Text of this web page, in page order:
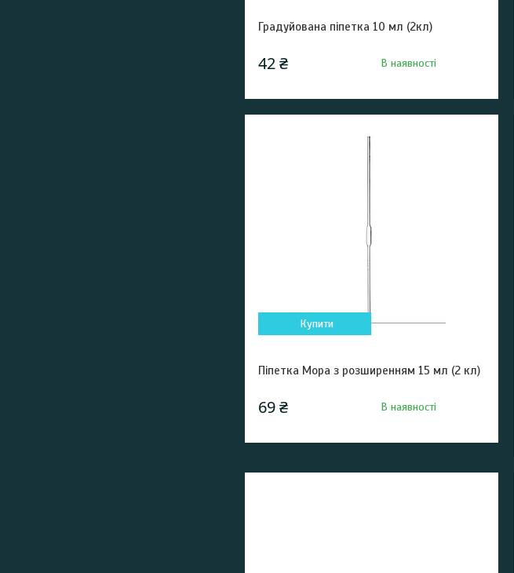
Градуйована піпетка 10 мл (2кл)
42 ₴ В наявності
Купити
Піпетка Мора з розширенням 15 мл (2 кл)
69 ₴ В наявності